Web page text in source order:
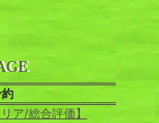
ア/総合評価】